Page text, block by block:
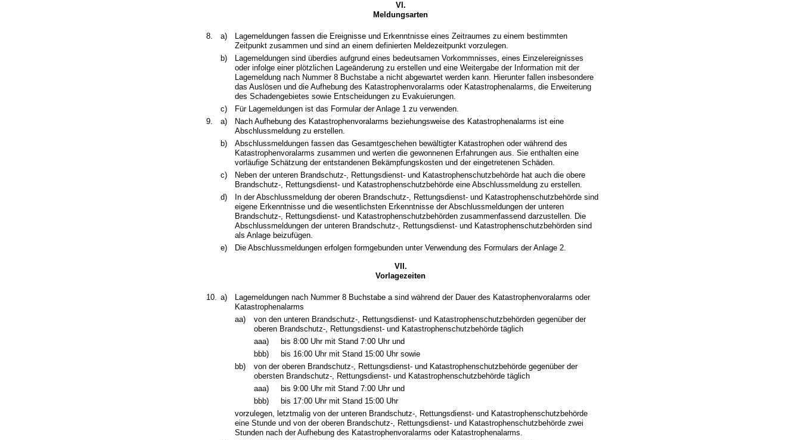
VI.
Meldungsarten
8. a)
Lagemeldungen fassen die Ereignisse und Erkenntnisse eines Zeitraumes zu einem bestimmten
Zeitpunkt zusammen und sind an einem definierten Meldezeitpunkt vorzulegen.
b)
Lagemeldungen sind überdies aufgrund eines bedeutsamen Vorkommnisses, eines Einzelereignisses
oder infolge einer plötzlichen Lageänderung zu erstellen und eine Weitergabe der Information mit der
Lagemeldung nach Nummer 8 Buchstabe a nicht abgewartet werden kann. Hierunter fallen insbesondere
das Auslösen und die Aufhebung des Katastrophenvoralarms oder Katastrophenalarms, die Erweiterung
des Schadengebietes sowie Entscheidungen zu Evakuierungen.
c)
Für Lagemeldungen ist das Formular der Anlage 1 zu verwenden.
9.
a)
Nach Aufhebung des Katastrophenvoralarms beziehungsweise des Katastrophenalarms ist eine
Abschlussmeldung zu erstellen.
b)
Abschlussmeldungen fassen das Gesamtgeschehen bewältigter Katastrophen oder während des
Katastrophenvoralarms zusammen und werten die gewonnenen Erfahrungen aus. Sie enthalten eine
vorläufige Schätzung der entstandenen Bekämpfungskosten und der eingetretenen Schäden.
c)
Neben der unteren Brandschutz-, Rettungsdienst- und Katastrophenschutzbehörde hat auch die obere
Brandschutz-, Rettungsdienst- und Kata­stro­phenschutzbehörde eine Abschlussmeldung zu erstellen.
d)
In der Abschlussmeldung der oberen Brandschutz-, Rettungsdienst- und Katastrophenschutzbehörde sind
eigene Erkenntnisse und die wesentlichsten Erkenntnisse der Abschlussmeldungen der unteren
Brandschutz-, Rettungsdienst- und Katastrophenschutzbehörden zusammenfassend darzustellen. Die
Abschlussmeldungen der unteren Brandschutz-, Rettungsdienst- und Katastrophenschutzbehörden sind
als Anlage beizufügen.
e)
Die Abschlussmeldungen erfolgen formgebunden unter Verwendung des Formulars der Anlage 2.
VII.
Vorlagezeiten
10. a)
Lagemeldungen nach Nummer 8 Buchstabe a sind während der Dauer des Katastrophenvoralarms oder
Katastrophenalarms
aa)
von den unteren Brandschutz-, Rettungsdienst- und Katastrophenschutzbehörden gegenüber der
oberen Brandschutz-, Rettungsdienst- und Katastrophenschutzbehörde täglich
aaa)
bis 8:00 Uhr mit Stand 7:00 Uhr und
bbb)
bis 16:00 Uhr mit Stand 15:00 Uhr sowie
bb)
von der oberen Brandschutz-, Rettungsdienst- und Katastrophenschutzbehörde gegenüber der
obersten Brandschutz-, Rettungsdienst- und Katastrophenschutzbehörde täglich
aaa)
bis 9:00 Uhr mit Stand 7:00 Uhr und
bbb)
bis 17:00 Uhr mit Stand 15:00 Uhr
vorzulegen, letztmalig von der unteren Brandschutz-, Rettungsdienst- und Katastrophenschutzbehörde
eine Stunde und von der oberen Brandschutz-, Rettungsdienst- und Katastrophenschutzbehörde zwei
Stunden nach der Aufhebung des Katastrophenvoralarms oder Katastrophenalarms.